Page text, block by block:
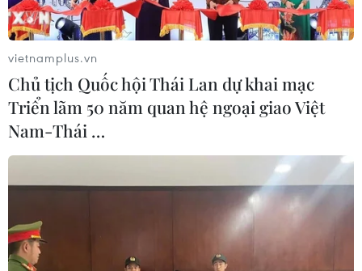
vietnamplus.vn
Chủ tịch Quốc hội Thái Lan dự khai mạc
Triển lãm 50 năm quan hệ ngoại giao Việt
Nam-Thái …